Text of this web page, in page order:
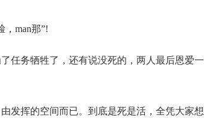
man那”!
任务牺牲了，还有说没死的，两人最后恩爱一
发挥的空间而已。到底是死是活，全凭大家想